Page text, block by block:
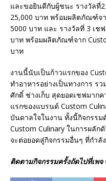
และขอยินดีกับผู้ชนะ รางวัลที่
25,000 บาท พร้อมผลิตภัณฑ์จ
5000 บาท และ รางวัลที่ 3 เช
บาท พร้อมผลิตภัณฑ์จาก
บาท
งานนี้นับเป็นก้าวแรกของ
ทำอาหารอย่างเป็นทางการ ร
ศักดิ์ ช่างเก็บ สุดยอดเชฟมาก
แรกของแบรนด์ Custom
บันดาลใจในงาน ทั้งนี้กิจกรรม
Custom Culinary ในการผลั
จะต่อยอดสู่กิจกรรมอื่นๆ ที่กำลั
ติดตามกิจกรรมครั้งถัดไปที่เพจ